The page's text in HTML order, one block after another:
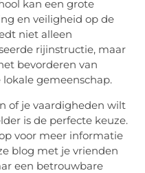
kan een grote
en veiligheid op de
niet alleen
rijinstructie, maar
bevorderen van
gemeenschap.
of je vaardigheden wilt
is de perfecte keuze.
voor meer informatie
blog met je vrienden
een betrouwbare